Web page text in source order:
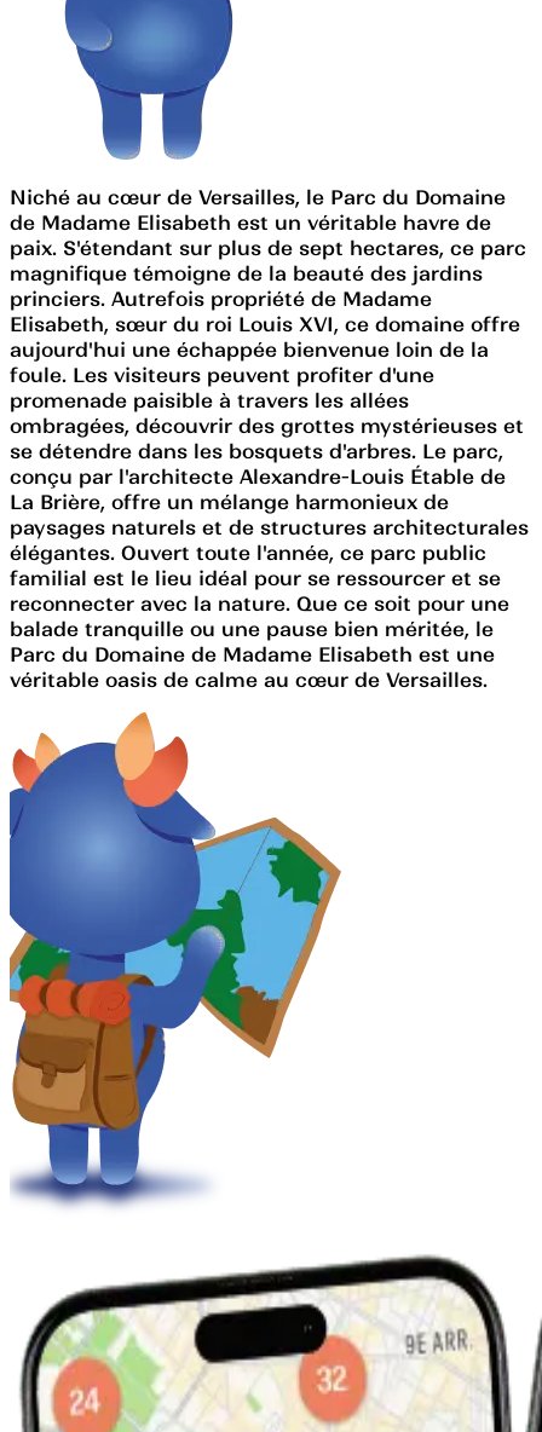
Niché au cœur de Versailles, le Parc du Domaine
de Madame Elisabeth est un véritable havre de
paix. S'étendant sur plus de sept hectares, ce parc
magnifique témoigne de la beauté des jardins
princiers. Autrefois propriété de Madame
Elisabeth, sœur du roi Louis XVI, ce domaine offre
aujourd'hui une échappée bienvenue loin de la
foule. Les visiteurs peuvent profiter d'une
promenade paisible à travers les allées
ombragées, découvrir des grottes mystérieuses et
se détendre dans les bosquets d'arbres. Le parc,
conçu par l'architecte Alexandre-Louis Étable de
La Brière, offre un mélange harmonieux de
paysages naturels et de structures architecturales
élégantes. Ouvert toute l'année, ce parc public
familial est le lieu idéal pour se ressourcer et se
reconnecter avec la nature. Que ce soit pour une
balade tranquille ou une pause bien méritée, le
Parc du Domaine de Madame Elisabeth est une
véritable oasis de calme au cœur de Versailles.